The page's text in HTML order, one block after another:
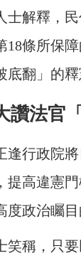
士解釋，
18條所保
底翻」的釋
讚法官
逢行政院
提高違憲
度政治矚
笑稱，只